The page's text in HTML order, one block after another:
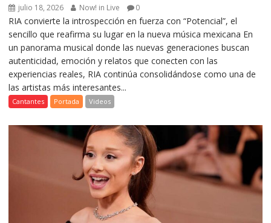
julio 18, 2026 Now! in Live 0
RIA convierte la introspección en fuerza con “Potencial”, el
sencillo que reafirma su lugar en la nueva música mexicana En
un panorama musical donde las nuevas generaciones buscan
autenticidad, emoción y relatos que conecten con las
experiencias reales, RIA continúa consolidándose como una de
las artistas más interesantes...
Cantantes Portada Videos